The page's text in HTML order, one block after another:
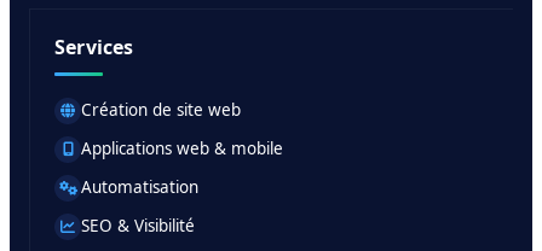
Services
Création de site web
Applications web & mobile
Automatisation
SEO & Visibilité